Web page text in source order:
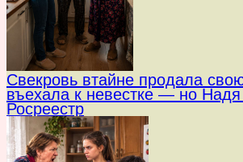
Свекровь втайне продала
въехала к невестке — но
Росреестр